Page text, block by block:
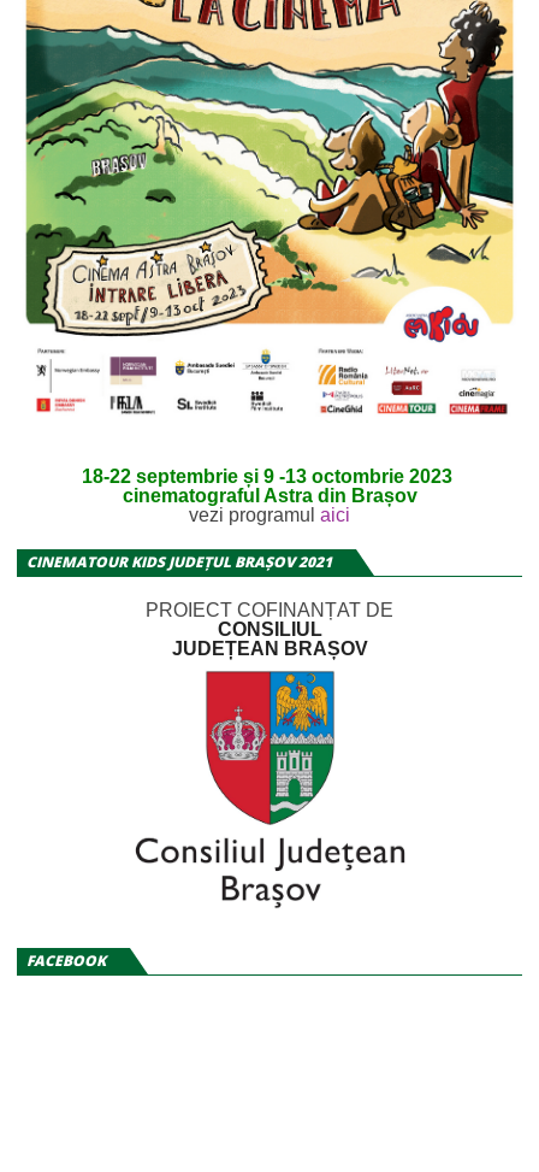
18-22 septembrie și 9 -13 octombrie 2023
cinematograful Astra din Brașov
vezi programul aici
CINEMATOUR KIDS JUDEȚUL BRAȘOV 2021
PROIECT COFINANȚAT DE
CONSILIUL
JUDEȚEAN BRAȘOV
FACEBOOK